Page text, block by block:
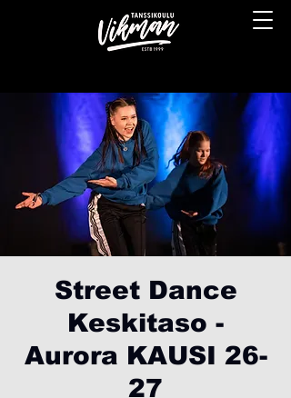
Street Dance
Keskitaso -
Aurora KAUSI 26-
27